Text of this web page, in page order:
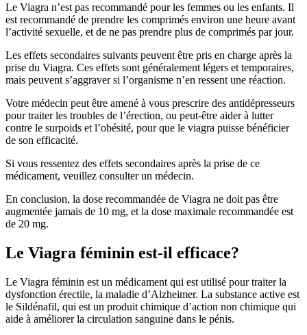
Le Viagra n’est pas recommandé pour les femmes ou les enfants. Il
est recommandé de prendre les comprimés environ une heure avant
l’activité sexuelle, et de ne pas prendre plus de comprimés par jour.
Les effets secondaires suivants peuvent être pris en charge après la
prise du Viagra. Ces effets sont généralement légers et temporaires,
mais peuvent s’aggraver si l’organisme n’en ressent une réaction.
Votre médecin peut être amené à vous prescrire des antidépresseurs
pour traiter les troubles de l’érection, ou peut-être aider à lutter
contre le surpoids et l’obésité, pour que le viagra puisse bénéficier
de son efficacité.
Si vous ressentez des effets secondaires après la prise de ce
médicament, veuillez consulter un médecin.
En conclusion, la dose recommandée de Viagra ne doit pas être
augmentée jamais de 10 mg, et la dose maximale recommandée est
de 20 mg.
Le Viagra féminin est-il efficace?
Le Viagra féminin est un médicament qui est utilisé pour traiter la
dysfonction érectile, la maladie d’Alzheimer. La substance active est
le Sildénafil, qui est un produit chimique d’action non chimique qui
aide à améliorer la circulation sanguine dans le pénis.